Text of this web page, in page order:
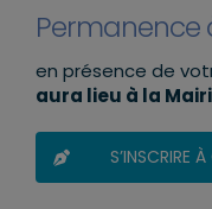
Permanence
en présence de
aura lieu à la
S’INSCRIRE